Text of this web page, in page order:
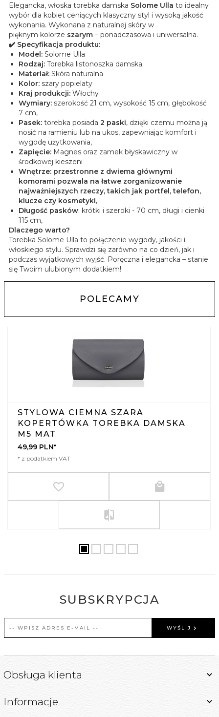
Elegancka, włoska torebka damska Solome Ulla to idealny
wybór dla kobiet ceniących klasyczny styl i wysoką jakość
wykonania. Wykonana z naturalnej skóry w
pięknym kolorze szarym – ponadczasowa i uniwersalna.
✔️ Specyfikacja produktu:
Model: Solome Ulla
Rodzaj: Torebka listonoszka damska
Materiał: Skóra naturalna
Kolor: szary popielaty
Kraj produkcji: Włochy
Wymiary: szerokość 21 cm, wysokość 15 cm, głębokość
7 cm,
Pasek: torebka posiada 2 paski, dzięki czemu można ją
nosić na ramieniu lub na ukos, zapewniając komfort i
wygodę użytkowania,
Zapięcie: Magnes oraz zamek błyskawiczny w
środkowej kieszeni
Wnętrze: przestronne z dwiema głównymi
komorami pozwala na łatwe zorganizowanie
najważniejszych rzeczy, takich jak portfel, telefon,
klucze czy kosmetyki,
Długość pasków: krótki i szeroki - 70 cm, długi i cienki
115 cm,
Dlaczego warto?
Torebka Solome Ulla to połączenie wygody, jakości i
włoskiego stylu. Sprawdzi się zarówno na co dzień, jak i
podczas wyjątkowych wyjść. Poręczna i elegancka – stanie
się Twoim ulubionym dodatkiem!
POLECAMY
STYLOWA CIEMNA SZARA
KOPERTÓWKA TOREBKA DAMSKA
M5 MAT
49,99 PLN*
* z podatkiem VAT
SUBSKRYPCJA
WYŚLIJ
Obsługa klienta
Informacje